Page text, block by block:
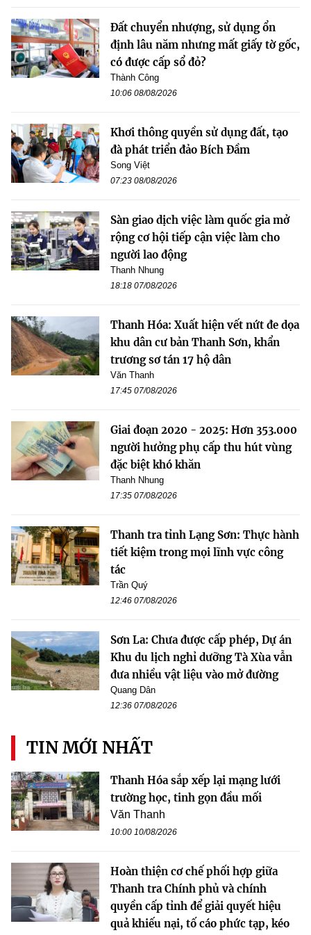
Đất chuyển nhượng, sử dụng ổn
định lâu năm nhưng mất giấy tờ gốc,
có được cấp sổ đỏ?
Thành Công
10:06 08/08/2026
Khơi thông quyền sử dụng đất, tạo
đà phát triển đảo Bích Đầm
Song Việt
07:23 08/08/2026
Sàn giao dịch việc làm quốc gia mở
rộng cơ hội tiếp cận việc làm cho
người lao động
Thanh Nhung
18:18 07/08/2026
Thanh Hóa: Xuất hiện vết nứt đe dọa
khu dân cư bản Thanh Sơn, khẩn
trương sơ tán 17 hộ dân
Văn Thanh
17:45 07/08/2026
Giai đoạn 2020 - 2025: Hơn 353.000
người hưởng phụ cấp thu hút vùng
đặc biệt khó khăn
Thanh Nhung
17:35 07/08/2026
Thanh tra tỉnh Lạng Sơn: Thực hành
tiết kiệm trong mọi lĩnh vực công
tác
Trần Quý
12:46 07/08/2026
Sơn La: Chưa được cấp phép, Dự án
Khu du lịch nghỉ dưỡng Tà Xùa vẫn
đưa nhiều vật liệu vào mở đường
Quang Dân
12:36 07/08/2026
TIN MỚI NHẤT
Thanh Hóa sắp xếp lại mạng lưới
trường học, tinh gọn đầu mối
Văn Thanh
10:00 10/08/2026
Hoàn thiện cơ chế phối hợp giữa
Thanh tra Chính phủ và chính
quyền cấp tỉnh để giải quyết hiệu
quả khiếu nại, tố cáo phức tạp, kéo